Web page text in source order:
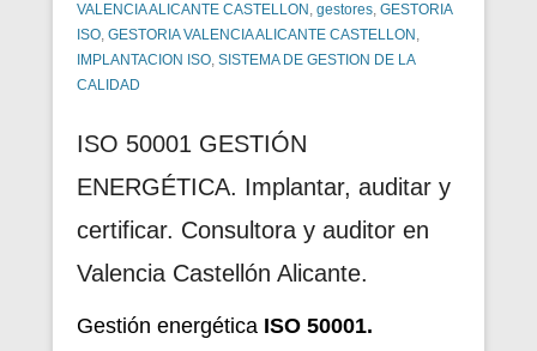
VALENCIA ALICANTE CASTELLON , gestores, GESTORIA
ISO, GESTORIA VALENCIA ALICANTE CASTELLON ,
IMPLANTACION ISO, SISTEMA DE GESTION DE LA
CALIDAD
ISO 50001 GESTIÓN
ENERGÉTICA. Implantar, auditar y
certificar. Consultora y auditor en
Valencia Castellón Alicante.
Gestión energética ISO 50001.